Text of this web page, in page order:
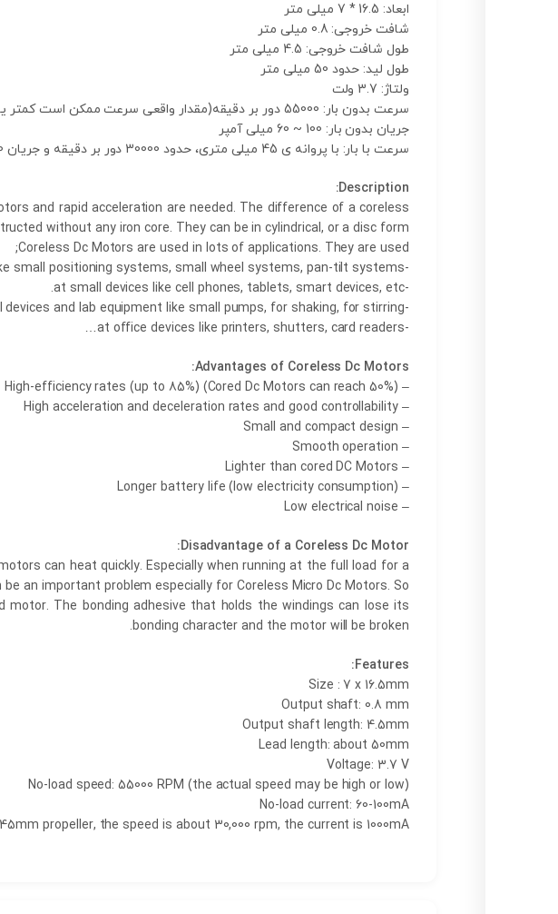
ابعاد: 16.5 * 7 میلی متر
شافت خروجی: 0.8 میلی متر
طول شافت خروجی: 4.5 میلی متر
طول لید: حدود 50 میلی متر
ولتاژ: 3.7 ولت
سرعت بدون بار: 55000 دور بر دقیقه(مقدار واقعی سرعت ممکن است کمتر یا بیشتر باشد)
جریان بدون بار: 100 ~ 60 میلی آمپر
سرعت با بار: با پروانه ی 45 میلی متری، حدود 30000 دور بر دقیقه و جریان 1000 میلی آمپر
Description:
and rapid acceleration are needed. The difference of a coreless
without any iron core. They can be in cylindrical, or a disc form.
Coreless Dc Motors are used in lots of applications. They are used;
-at robot projects like small positioning systems, small wheel systems, pan-tilt systems.
-at small devices like cell phones, tablets, smart devices, etc.
-at medical devices and lab equipment like small pumps, for shaking, for stirring
-at office devices like printers, shutters, card readers…
Advantages of Coreless Dc Motors:
– High-efficiency rates (up to 85%) (Cored Dc Motors can reach 50%)
– High acceleration and deceleration rates and good controllability
– Small and compact design
– Smooth operation
– Lighter than cored DC Motors
– Longer battery life (low electricity consumption)
– Low electrical noise
Disadvantage of a Coreless Dc Motor:
can heat quickly. Especially when running at the full load for a
an important problem especially for Coreless Micro Dc Motors. So
The bonding adhesive that holds the windings can lose its
bonding character and the motor will be broken.
Features:
Size : 7 x 16.5mm
Output shaft: 0.8 mm
Output shaft length: 4.5mm
Lead length: about 50mm
Voltage: 3.7 V
No-load speed: 55000 RPM (the actual speed may be high or low)
No-load current: 60-100mA
propeller, the speed is about 30,000 rpm, the current is 1000mA